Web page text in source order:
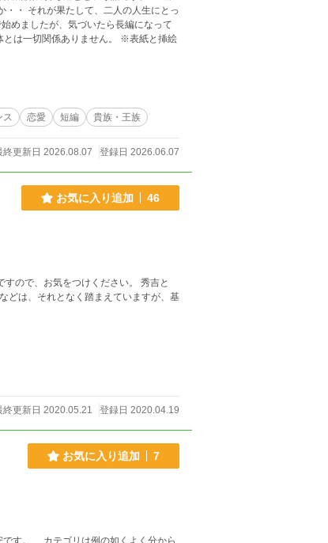
にとっ
ス 恋愛 短編 貴族・王族
終更新日 2026.08.07 登録日 2026.06.07
お気に入り追加 46
ので、お気をつけください。 秀吉と
どは、それとなく踏まえていますが、基
終更新日 2020.05.21 登録日 2020.04.19
お気に入り追加 7